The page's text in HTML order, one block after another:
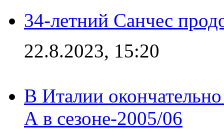
34-летний Санчес
22.8.2023, 15:20
В Италии
А в сезоне-2005/06